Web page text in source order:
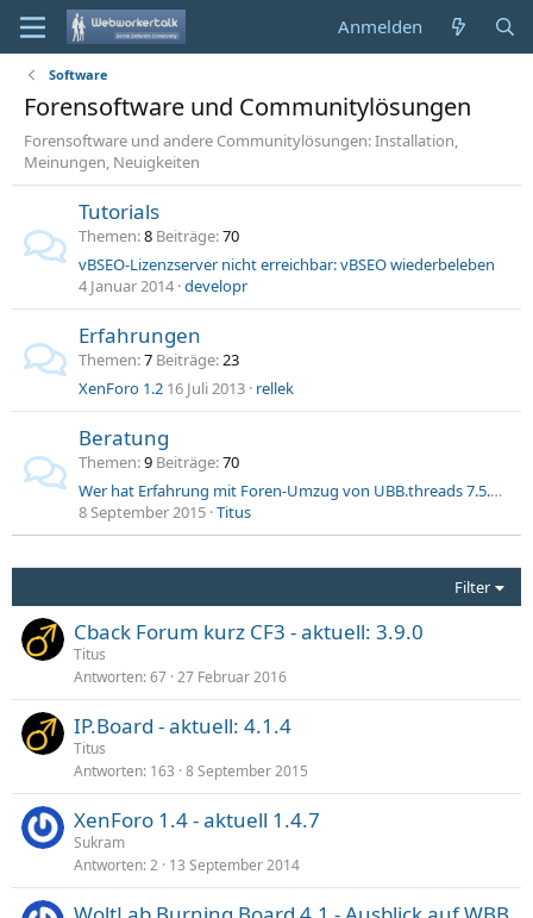
Anmelden
Software
Forensoftware und Communitylösungen
Forensoftware und andere Communitylösungen: Installation,
Meinungen, Neuigkeiten
Tutorials
Themen 8 Beiträge 70
vBSEO-Lizenzserver nicht erreichbar: vBSEO wiederbeleben
4 Januar 2014 developr
Erfahrungen
Themen 7 Beiträge 23
XenForo 1.2 16 Juli 2013 rellek
Beratung
Themen 9 Beiträge 70
Wer hat Erfahrung mit Foren-Umzug von UBB.threads 7.5.4.2 zu Burning Board?
8 September 2015 Titus
Filter
Cback Forum kurz CF3 - aktuell: 3.9.0
Titus
Antworten 67 27 Februar 2016
IP.Board - aktuell: 4.1.4
Titus
Antworten 163 8 September 2015
XenForo 1.4 - aktuell 1.4.7
Sukram
Antworten 2 13 September 2014